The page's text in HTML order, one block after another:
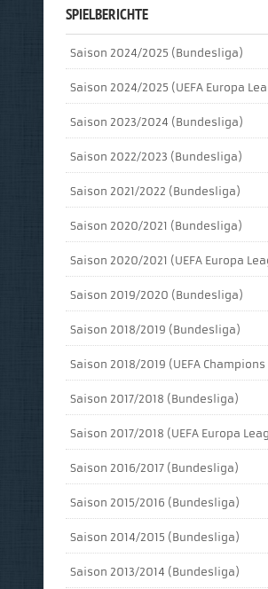
SPIELBERICHTE
Saison 2024/2025 (Bundesliga)
Saison 2024/2025 (UEFA Europa
Saison 2023/2024 (Bundesliga)
Saison 2022/2023 (Bundesliga)
Saison 2021/2022 (Bundesliga)
Saison 2020/2021 (Bundesliga)
Saison 2020/2021 (UEFA Europa
Saison 2019/2020 (Bundesliga)
Saison 2018/2019 (Bundesliga)
Saison 2018/2019 (UEFA
Saison 2017/2018 (Bundesliga)
Saison 2017/2018 (UEFA Europa
Saison 2016/2017 (Bundesliga)
Saison 2015/2016 (Bundesliga)
Saison 2014/2015 (Bundesliga)
Saison 2013/2014 (Bundesliga)